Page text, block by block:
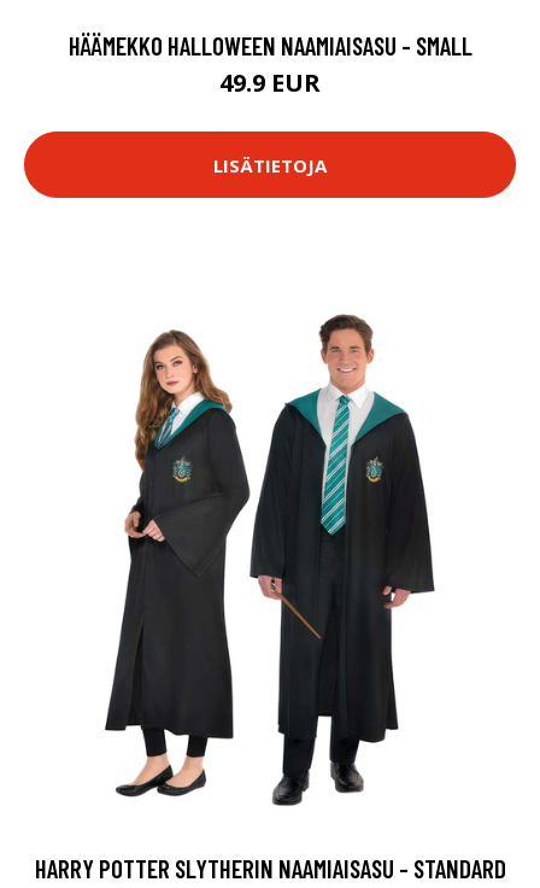
HÄÄMEKKO HALLOWEEN NAAMIAISASU - SMALL
49.9 EUR
LISÄTIETOJA
HARRY POTTER SLYTHERIN NAAMIAISASU - STANDARD